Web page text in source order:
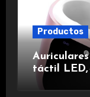
Productos
táctil LED,
de ruido,